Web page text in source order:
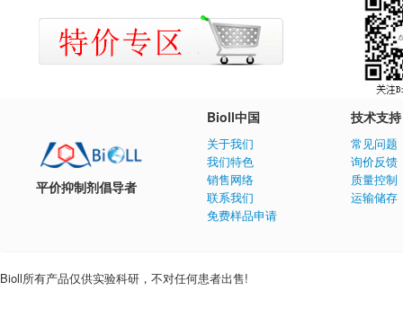
平价抑制剂倡导者
Bioll中国
关于我们
我们特色
销售网络
联系我们
免费样品申请
技术支持
常见问题
询价反馈
质量控制
运输储存
Bioll所有产品仅供实验科研，不对任何患者出售!